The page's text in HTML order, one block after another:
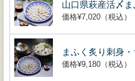
山口県萩産活〆ま
価格¥7,020（税込）
まふく炙り刺身・
価格¥9,180（税込）